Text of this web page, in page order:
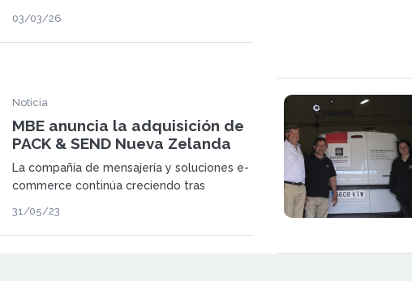
Portugal, reforzando la solidez de su
modelo organizativo y su posicionamiento
03/03/26
Noticia
MBE anuncia la adquisición de
PACK & SEND Nueva Zelanda
La compañía de mensajería y soluciones e-
commerce continúa creciendo tras
especializada en gestión de diversos
servicios del sector.
31/05/23